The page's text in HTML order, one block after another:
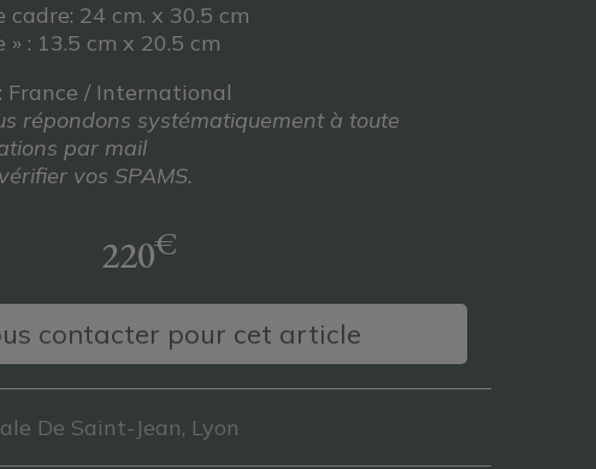
cadre: 24 cm. x 30.5 cm
» : 13.5 cm x 20.5 cm
France / International
répondons systématiquement à toute
par mail
vos SPAMS.
220€
contacter pour cet article
De Saint-Jean, Lyon